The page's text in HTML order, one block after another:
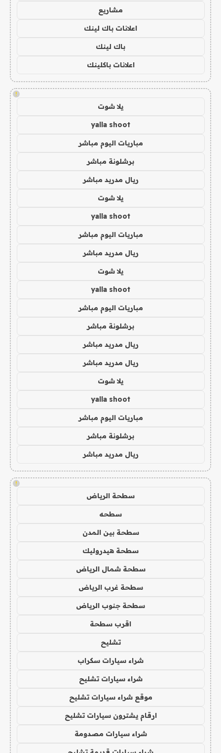
مشاريع
اعلانات باك لينك
باك لينك
اعلانات باكلينك
!
يلا شوت
yalla shoot
مباريات اليوم مباشر
برشلونة مباشر
ريال مدريد مباشر
يلا شوت
yalla shoot
مباريات اليوم مباشر
ريال مدريد مباشر
يلا شوت
yalla shoot
مباريات اليوم مباشر
برشلونة مباشر
ريال مدريد مباشر
ريال مدريد مباشر
يلا شوت
yalla shoot
مباريات اليوم مباشر
برشلونة مباشر
ريال مدريد مباشر
!
سطحة الرياض
سطحه
سطحة بين المدن
سطحة هيدروليك
سطحة شمال الرياض
سطحة غرب الرياض
سطحة جنوب الرياض
اقرب سطحة
تشليح
شراء سيارات سكراب
شراء سيارات تشليح
موقع شراء سيارات تشليح
ارقام يشترون سيارات تشليح
شراء سيارات مصدومة